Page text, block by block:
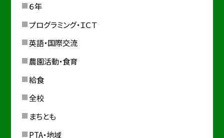
６年
プログラミング・ＩＣＴ
英語・国際交流
農園活動・食育
給食
全校
まちとも
PTA・地域